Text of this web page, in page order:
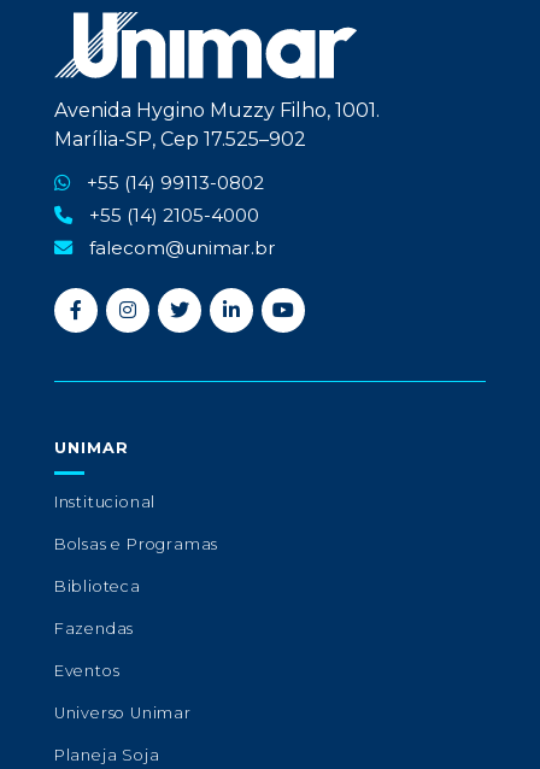
Avenida Hygino Muzzy Filho, 1001.
Marília-SP, Cep 17.525–902
+55 (14) 99113-0802
+55 (14) 2105-4000
falecom@unimar.br
UNIMAR
Institucional
Bolsas e Programas
Biblioteca
Fazendas
Eventos
Universo Unimar
Planeja Soja